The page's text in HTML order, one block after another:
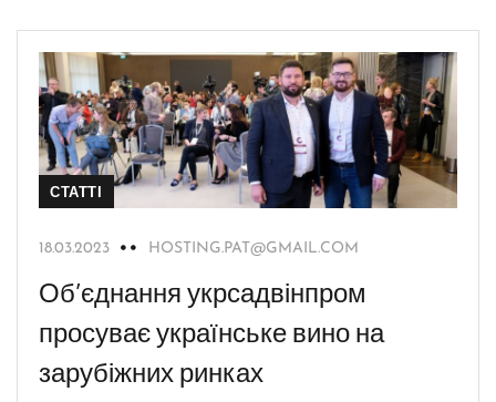
СТАТТІ
18.03.2023 HOSTING.PAT@GMAIL.COM
Об’єднання укрсадвінпром
просуває українське вино на
зарубіжних ринках